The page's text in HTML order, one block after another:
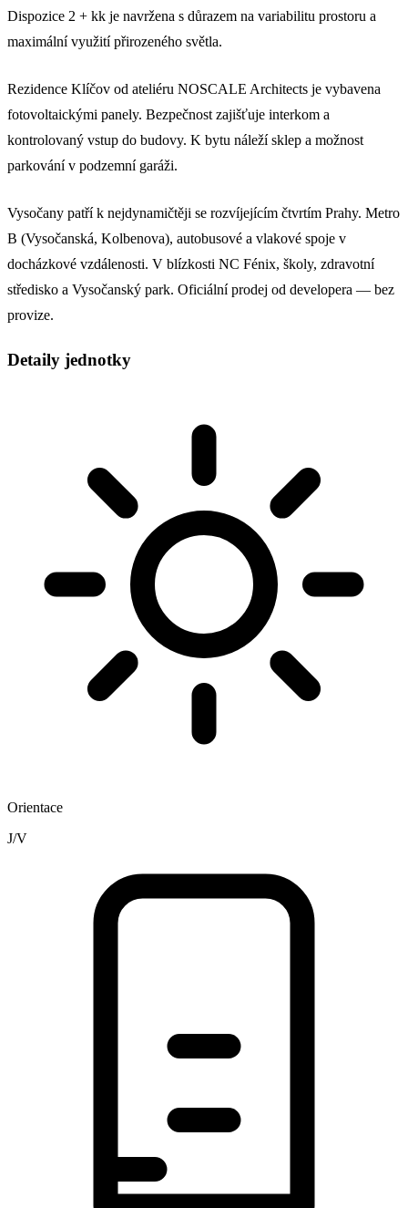
Dispozice 2 + kk je navržena s důrazem na variabilitu prostoru a
maximální využití přirozeného světla.
Rezidence Klíčov od ateliéru NOSCALE Architects je vybavena
fotovoltaickými panely. Bezpečnost zajišťuje interkom a
kontrolovaný vstup do budovy. K bytu náleží sklep a možnost
parkování v podzemní garáži.
Vysočany patří k nejdynamičtěji se rozvíjejícím čtvrtím Prahy. Metro
B (Vysočanská, Kolbenova), autobusové a vlakové spoje v
docházkové vzdálenosti. V blízkosti NC Fénix, školy, zdravotní
středisko a Vysočanský park. Oficiální prodej od developera — bez
provize.
Detaily jednotky
Orientace
J/V